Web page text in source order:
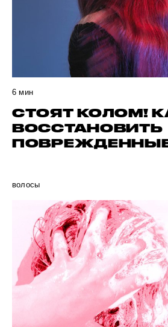
6 мин
СТОЯТ КОЛОМ!
ВОССТАНОВИТЬ
волосы